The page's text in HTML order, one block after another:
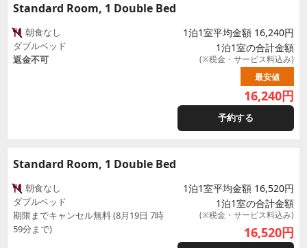
Standard Room, 1 Double Bed
朝食なし
ダブルベッド
返金不可
1泊1室平均金額 16,240円
1泊1室の合計金額
(※税金・サービス料込み)
最安値
16,240円
予約する
Standard Room, 1 Double Bed
朝食なし
ダブルベッド
期限までキャンセル無料 (8月19日 7時
59分まで)
1泊1室平均金額 16,520円
1泊1室の合計金額
(※税金・サービス料込み)
16,520円